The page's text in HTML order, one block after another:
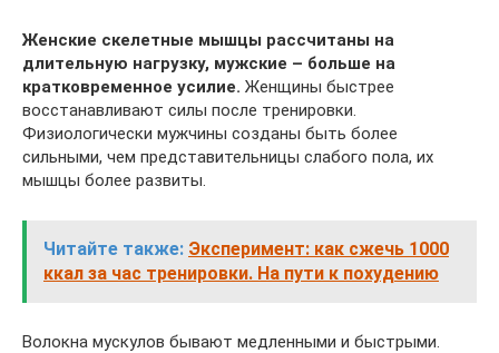
Женские скелетные мышцы рассчитаны на
длительную нагрузку, мужские – больше на
кратковременное усилие. Женщины быстрее
восстанавливают силы после тренировки.
Физиологически мужчины созданы быть более
сильными, чем представительницы слабого пола, их
мышцы более развиты.
Читайте также: Эксперимент: как сжечь 1000
ккал за час тренировки. На пути к похудению
Волокна мускулов бывают медленными и быстрыми.